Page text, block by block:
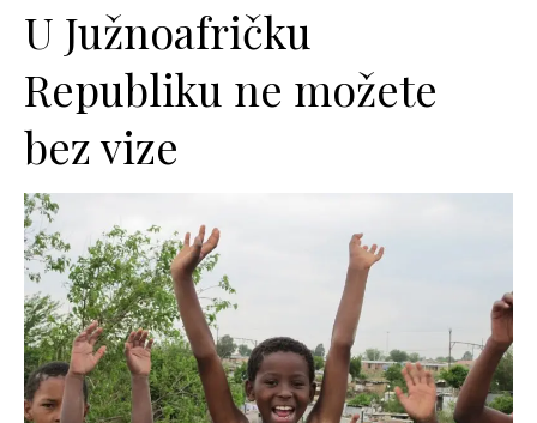
U Južnoafričku
Republiku ne možete
bez vize